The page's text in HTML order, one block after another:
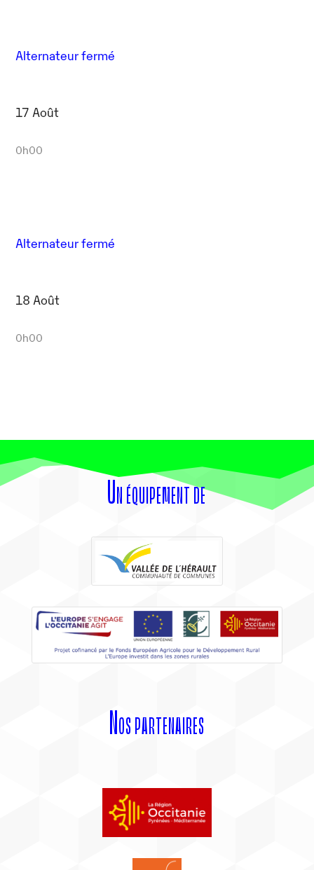
Alternateur fermé
17 Août
0h00
Alternateur fermé
18 Août
0h00
Un équipement de
Nos partenaires